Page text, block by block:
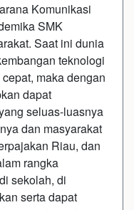
Komunikasi
SMK
Saat ini dunia
teknologi
maka dengan
dapat
seluas-luasnya
dan masyarakat
Riau, dan
rangka
sekolah, di
serta dapat